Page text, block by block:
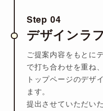
Step 04
デザインラ
ご提案内容をもとに
で打ち合わせを重ね
トップページのデザ
ます。
提出させていただい